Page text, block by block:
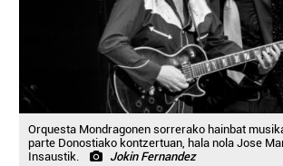
Orquesta Mondragonen sorrerako hainbat
parte Donostiako kontzertuan, hala nola Jose
Insaustik.
Jokin Fernandez